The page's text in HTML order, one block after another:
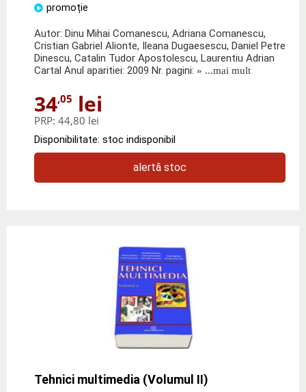
promoție
Autor: Dinu Mihai Comanescu, Adriana Comanescu,
Cristian Gabriel Alionte, Ileana Dugaesescu, Daniel Petre
Dinescu, Catalin Tudor Apostolescu, Laurentiu Adrian
Cartal Anul aparitiei: 2009 Nr. pagini: » ...mai mult
34,05 lei
PRP: 44,80 lei
Disponibilitate: stoc indisponibil
alertă stoc
Tehnici multimedia (Volumul II)